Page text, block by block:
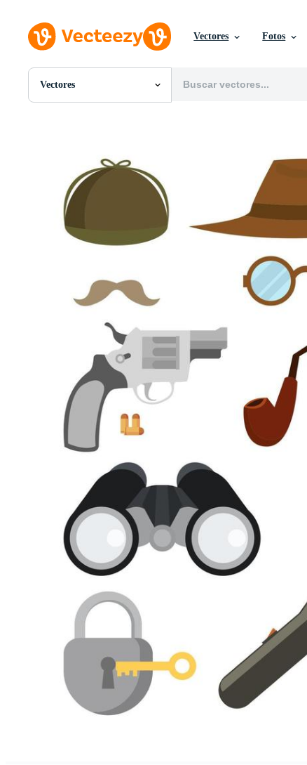
Vectores Fotos
Vectores
Todas Imágenes
Plantillas
Vectores
Videos
Gráficos en Movimiento
Imágenes Editoriales
Eventos Editoriales